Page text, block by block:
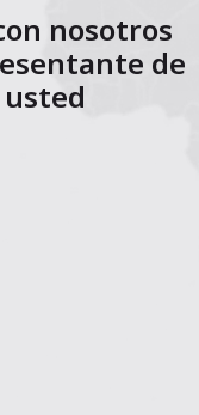
nosotros
de